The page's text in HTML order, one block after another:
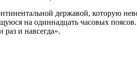
державой, которую
на одиннадцать часовых
и навсегда».